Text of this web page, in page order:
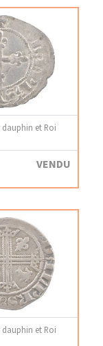
et Roi
VENDU
et Roi